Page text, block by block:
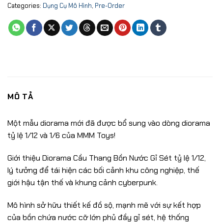
Categories: Dụng Cụ Mô Hình, Pre-Order
MÔ TẢ
Một mẫu diorama mới đã được bổ sung vào dòng diorama
tỷ lệ 1/12 và 1/6 của MMM Toys!
Giới thiệu Diorama Cầu Thang Bồn Nước Gỉ Sét tỷ lệ 1/12,
lý tưởng để tái hiện các bối cảnh khu công nghiệp, thế
giới hậu tận thế và khung cảnh cyberpunk.
Mô hình sở hữu thiết kế đồ sộ, mạnh mẽ với sự kết hợp
của bồn chứa nước cỡ lớn phủ đầy gỉ sét, hệ thống